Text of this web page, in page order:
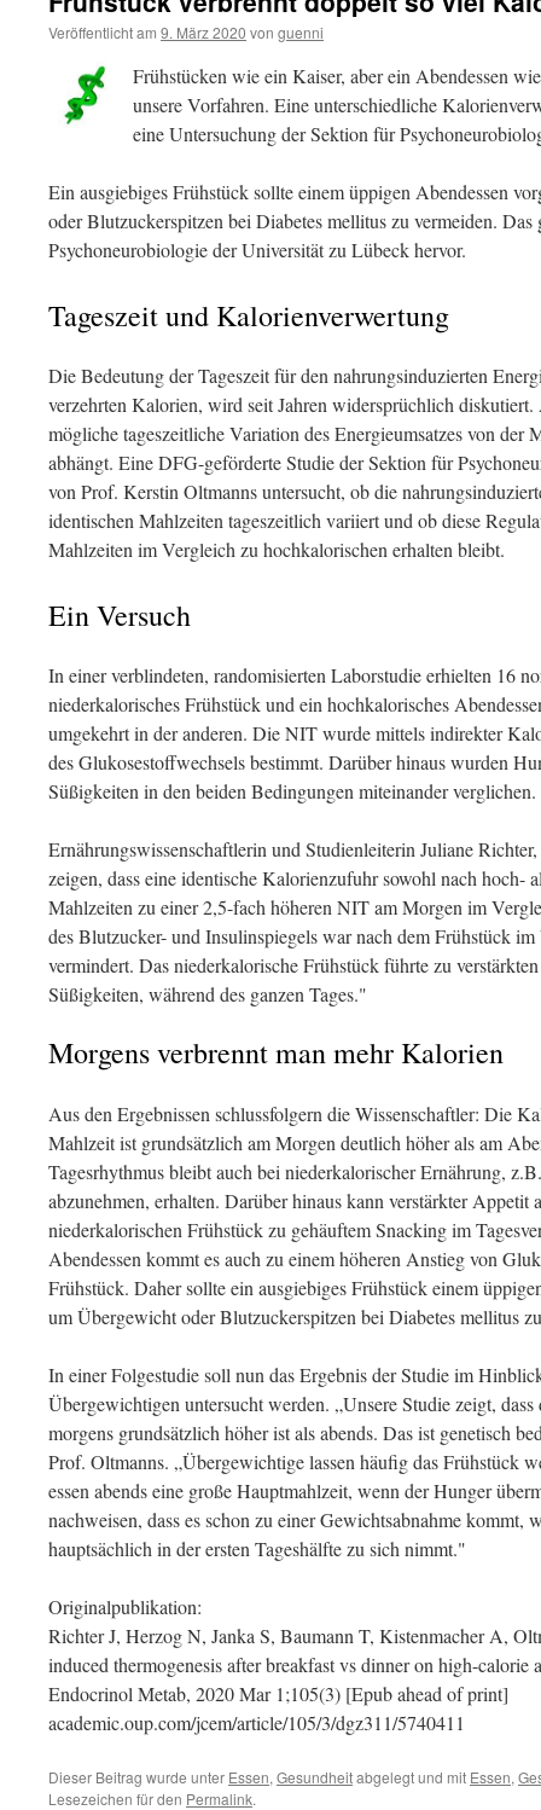
Veröffentlicht am 9. März 2020 von guenni
Frühstücken wie ein Kaiser, aber ein Abendessen
unsere Vorfahren. Eine unterschiedliche
eine Untersuchung der Sektion für
Ein ausgiebiges Frühstück sollte einem üppigen Abendessen
oder Blutzuckerspitzen bei Diabetes mellitus zu vermeiden.
Psychoneurobiologie der Universität zu Lübeck hervor.
Tageszeit und Kalorienverwertung
Die Bedeutung der Tageszeit für den nahrungsinduzierten
verzehrten Kalorien, wird seit Jahren widersprüchlich
mögliche tageszeitliche Variation des Energieumsatzes von der
abhängt. Eine DFG-geförderte Studie der Sektion für
von Prof. Kerstin Oltmanns untersucht, ob die
identischen Mahlzeiten tageszeitlich variiert und ob diese
Mahlzeiten im Vergleich zu hochkalorischen erhalten bleibt.
Ein Versuch
In einer verblindeten, randomisierten Laborstudie erhielten 16
niederkalorisches Frühstück und ein hochkalorisches
umgekehrt in der anderen. Die NIT wurde mittels indirekter
des Glukosestoffwechsels bestimmt. Darüber hinaus wurden
Süßigkeiten in den beiden Bedingungen miteinander verglichen.
Ernährungswissenschaftlerin und Studienleiterin Juliane
zeigen, dass eine identische Kalorienzufuhr sowohl nach hoch-
Mahlzeiten zu einer 2,5-fach höheren NIT am Morgen im
des Blutzucker- und Insulinspiegels war nach dem Frühstück
vermindert. Das niederkalorische Frühstück führte zu
Süßigkeiten, während des ganzen Tages."
Morgens verbrennt man mehr Kalorien
Aus den Ergebnissen schlussfolgern die Wissenschaftler: Die
Mahlzeit ist grundsätzlich am Morgen deutlich höher als am
Tagesrhythmus bleibt auch bei niederkalorischer Ernährung,
abzunehmen, erhalten. Darüber hinaus kann verstärkter Appetit
niederkalorischen Frühstück zu gehäuftem Snacking im
Abendessen kommt es auch zu einem höheren Anstieg von
Frühstück. Daher sollte ein ausgiebiges Frühstück einem
um Übergewicht oder Blutzuckerspitzen bei Diabetes mellitus
In einer Folgestudie soll nun das Ergebnis der Studie im
Übergewichtigen untersucht werden. „Unsere Studie zeigt,
morgens grundsätzlich höher ist als abends. Das ist genetisch
Prof. Oltmanns. „Übergewichtige lassen häufig das Frühstück
essen abends eine große Hauptmahlzeit, wenn der Hunger
nachweisen, dass es schon zu einer Gewichtsabnahme kommt,
hauptsächlich in der ersten Tageshälfte zu sich nimmt."
Originalpublikation:
Richter J, Herzog N, Janka S, Baumann T, Kistenmacher A,
induced thermogenesis after breakfast vs dinner on high-calorie
Endocrinol Metab, 2020 Mar 1;105(3) [Epub ahead of print]
academic.oup.com/jcem/article/105/3/dgz311/5740411
Dieser Beitrag wurde unter Essen, Gesundheitabgelegt und mit Essen,
Lesezeichen für den Permalink.